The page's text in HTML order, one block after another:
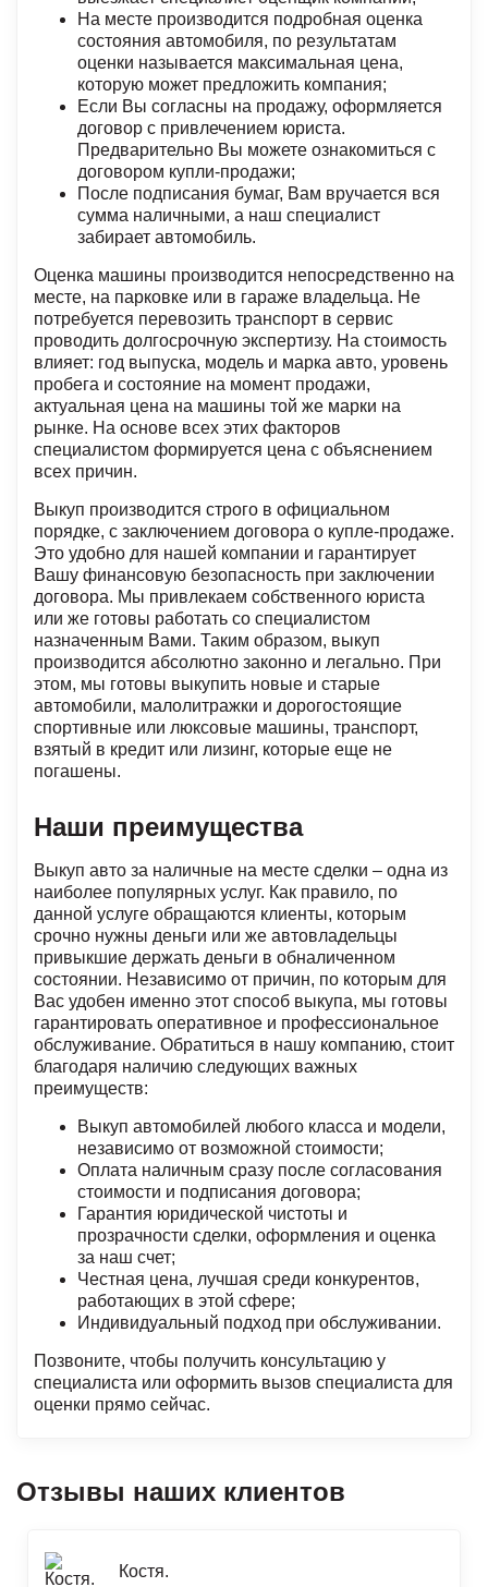
На месте производится подробная оценка
состояния автомобиля, по результатам
оценки называется максимальная цена,
которую может предложить компания;
Если Вы согласны на продажу, оформляется
договор с привлечением юриста.
Предварительно Вы можете ознакомиться с
договором купли-продажи;
После подписания бумаг, Вам вручается вся
сумма наличными, а наш специалист
забирает автомобиль.
Оценка машины производится непосредственно на
месте, на парковке или в гараже владельца. Не
потребуется перевозить транспорт в сервис
проводить долгосрочную экспертизу. На стоимость
влияет: год выпуска, модель и марка авто, уровень
пробега и состояние на момент продажи,
актуальная цена на машины той же марки на
рынке. На основе всех этих факторов
специалистом формируется цена с объяснением
всех причин.
Выкуп производится строго в официальном
порядке, с заключением договора о купле-продаже.
Это удобно для нашей компании и гарантирует
Вашу финансовую безопасность при заключении
договора. Мы привлекаем собственного юриста
или же готовы работать со специалистом
назначенным Вами. Таким образом, выкуп
производится абсолютно законно и легально. При
этом, мы готовы выкупить новые и старые
автомобили, малолитражки и дорогостоящие
спортивные или люксовые машины, транспорт,
взятый в кредит или лизинг, которые еще не
погашены.
Наши преимущества
Выкуп авто за наличные на месте сделки – одна из
наиболее популярных услуг. Как правило, по
данной услуге обращаются клиенты, которым
срочно нужны деньги или же автовладельцы
привыкшие держать деньги в обналиченном
состоянии. Независимо от причин, по которым для
Вас удобен именно этот способ выкупа, мы готовы
гарантировать оперативное и профессиональное
обслуживание. Обратиться в нашу компанию, стоит
благодаря наличию следующих важных
преимуществ:
Выкуп автомобилей любого класса и модели,
независимо от возможной стоимости;
Оплата наличным сразу после согласования
стоимости и подписания договора;
Гарантия юридической чистоты и
прозрачности сделки, оформления и оценка
за наш счет;
Честная цена, лучшая среди конкурентов,
работающих в этой сфере;
Индивидуальный подход при обслуживании.
Позвоните, чтобы получить консультацию у
специалиста или оформить вызов специалиста для
оценки прямо сейчас.
Отзывы наших клиентов
Костя.